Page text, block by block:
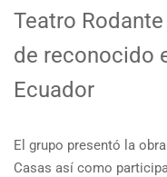
Teatro
de reconocido
Ecuador
El grupo presentó la
Casas así como